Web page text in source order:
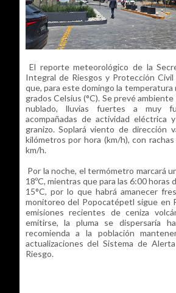
El reporte meteorológico de la
Integral de Riesgos y Protección Civil
que, para este domingo la temperatura
grados Celsius (°C). Se prevé
nublado, lluvias fuertes a muy
acompañadas de actividad eléctrica
granizo. Soplará viento de dirección
kilómetros por hora (km/h), con
km/h.
Por la noche, el termómetro marcará
18ºC, mientras que para las 6:00 horas
15°C, por lo que habrá amanecer
monitoreo del Popocatépetl sigue en
emisiones recientes de ceniza
emitirse, la pluma se dispersaría
recomienda a la población
actualizaciones del Sistema de
Riesgo.